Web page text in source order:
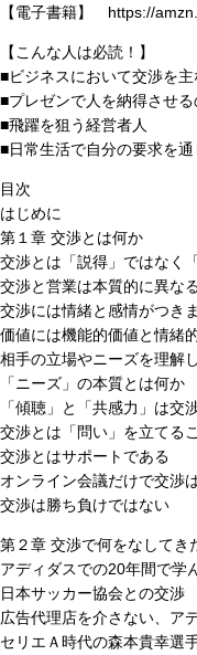
【電子書籍】 https://
【こんな人は必読！】
■ビジネスにおいて交渉を
■プレゼンで人を納得させる
■飛躍を狙う経営者人
■日常生活で自分の要求を通
目次
はじめに
第１章 交渉とは何か
交渉とは「説得」ではなく「
交渉と営業は本質的に異な
交渉には情緒と感情がつき
価値には機能的価値と情緒
相手の立場やニーズを理解
「ニーズ」の本質とは何か
「傾聴」と「共感力」は交
交渉とは「問い」を立てる
交渉とはサポートである
オンライン会議だけで交渉
交渉は勝ち負けではない
第２章 交渉で何をなしてき
アディダスでの20年間で学
日本サッカー協会との交渉
広告代理店を介さない、ア
セリエＡ時代の森本貴幸選